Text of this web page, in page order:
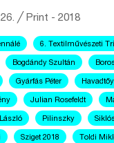
╱Print - 2018
6. Textilművészeti
Bogdándy Szultán
Gyárfás Péter
Julian Rosefeldt
Pilinszky
Sziget 2018 Toldi